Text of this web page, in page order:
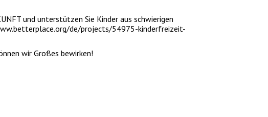
und unterstützen Sie Kinder aus schwierigen
de/projects/54975-kinderfreizeit-
wir Großes bewirken!